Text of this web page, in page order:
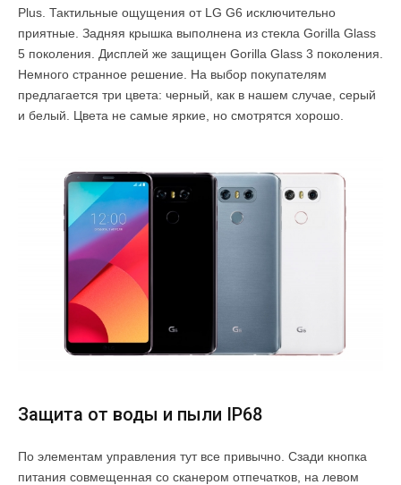
Plus. Тактильные ощущения от LG G6 исключительно
приятные. Задняя крышка выполнена из стекла Gorilla Glass
5 поколения. Дисплей же защищен Gorilla Glass 3 поколения.
Немного странное решение. На выбор покупателям
предлагается три цвета: черный, как в нашем случае, серый
и белый. Цвета не самые яркие, но смотрятся хорошо.
Защита от воды и пыли IP68
По элементам управления тут все привычно. Сзади кнопка
питания совмещенная со сканером отпечатков, на левом